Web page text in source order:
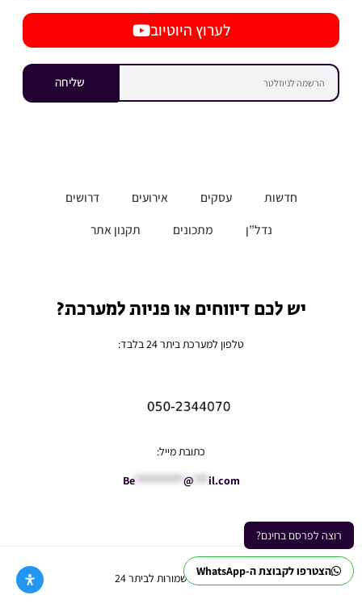
הצטרפו לקבוצת ה-WhatsApp
רוצה לפרסם בחינם?
לערוץ היוטיוב
שליחה
חדשות עסקים אירועים
דרושים
נדל”ן
מתכונים תקנון אתר
יש לכם דיווחים או פניות למערכת?
טלפון למערכת ביתר 24 בלבד:
כתובת מייל:
Be********** @ *** il.com
Ⓒ כל הזכויות שמורות לביתר 24